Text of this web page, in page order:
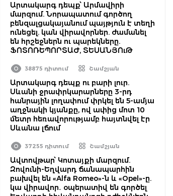
Արտակարգ դեպք՝ Արմավիրի
մարզում. Նորապատում գործող
բենզալցակայանում պայթյուն է տեղի
ունեցել. կան վիրավորներ. ժամանել
են հրշեջներն ու պարեկները.
ՖՈՏՈՌԵՊՈՐՏԱԺ, ՏԵՍԱՆՅՈւԹ
38875 դիտում Շամշյան
Արտակարգ դեպք ու բարի լուր.
Սևանի ջրափրկարարները 3-րդ
հանրային լողափում փրկել են 5-ամյա
աղջնակի կյանքը, ով ափից մոտ 10
մետր հեռավորությամբ հայտնվել էր
Սևանա լճում
37255 դիտում Շամշյան
Ավտովթար՝ Կոտայքի մարզում.
Զովունի-Եղվարդ ճանապարհին
բախվել են «Alfa Romeo»-ն և «Opel»-ը.
կա վիրավոր․ օպերատիվ են գործել